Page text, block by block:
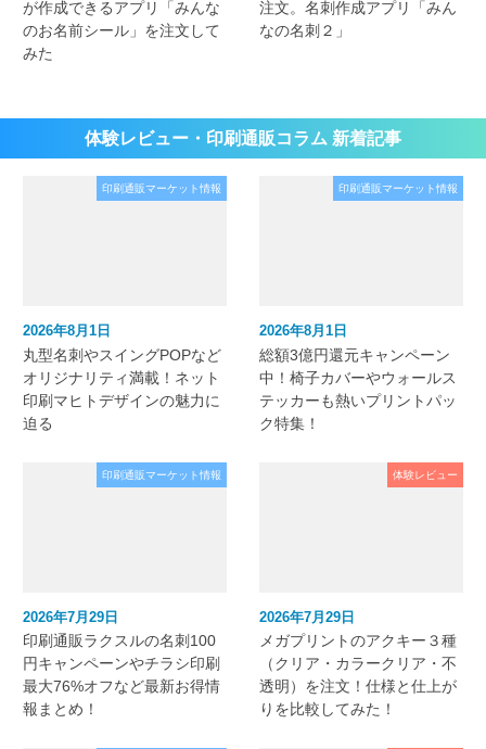
が作成できるアプリ「みんな
のお名前シール」を注文して
みた
注文。名刺作成アプリ「みん
なの名刺２」
体験レビュー・印刷通販コラム 新着記事
印刷通販マーケット情報
2026年8月1日
丸型名刺やスイングPOPなど
オリジナリティ満載！ネット
印刷マヒトデザインの魅力に
迫る
印刷通販マーケット情報
2026年8月1日
総額3億円還元キャンペーン
中！椅子カバーやウォールス
テッカーも熱いプリントパッ
ク特集！
印刷通販マーケット情報
2026年7月29日
印刷通販ラクスルの名刺100
円キャンペーンやチラシ印刷
最大76%オフなど最新お得情
報まとめ！
体験レビュー
2026年7月29日
メガプリントのアクキー３種
（クリア・カラークリア・不
透明）を注文！仕様と仕上が
りを比較してみた！